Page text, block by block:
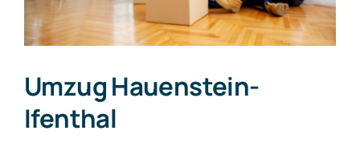
Umzug Hauenstein-
Ifenthal